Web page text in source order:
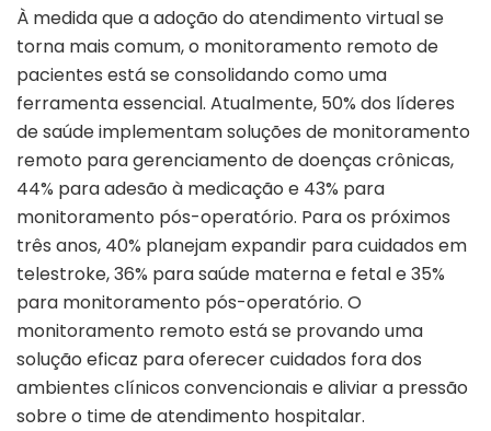
À medida que a adoção do atendimento virtual se
torna mais comum, o monitoramento remoto de
pacientes está se consolidando como uma
ferramenta essencial. Atualmente, 50% dos líderes
de saúde implementam soluções de monitoramento
remoto para gerenciamento de doenças crônicas,
44% para adesão à medicação e 43% para
monitoramento pós-operatório. Para os próximos
três anos, 40% planejam expandir para cuidados em
telestroke, 36% para saúde materna e fetal e 35%
para monitoramento pós-operatório. O
monitoramento remoto está se provando uma
solução eficaz para oferecer cuidados fora dos
ambientes clínicos convencionais e aliviar a pressão
sobre o time de atendimento hospitalar.